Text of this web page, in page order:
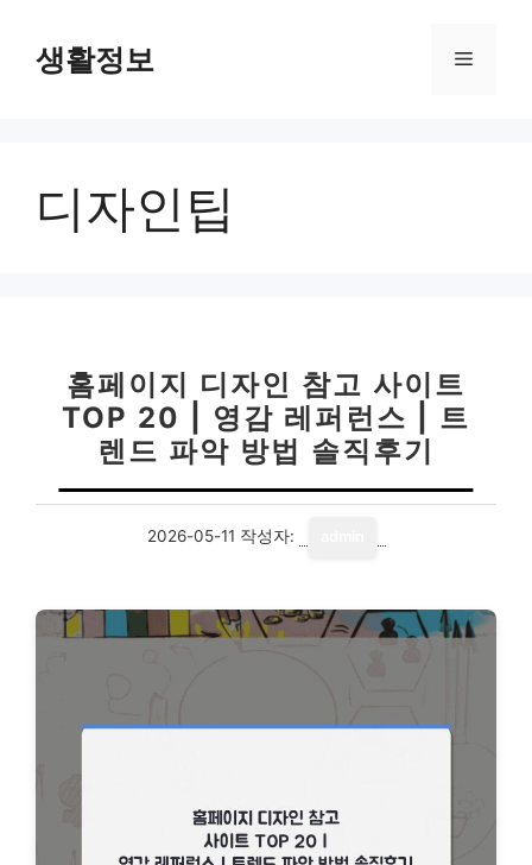
생활정보 메
디자인팁
홈페이지 디자인 참고 사이트
TOP 20 | 영감 레퍼런스 | 트
렌드 파악 방법 솔직후기
2026-05-11 작성자: